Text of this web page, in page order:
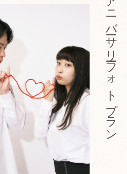
アニバーサリーフォトプラン